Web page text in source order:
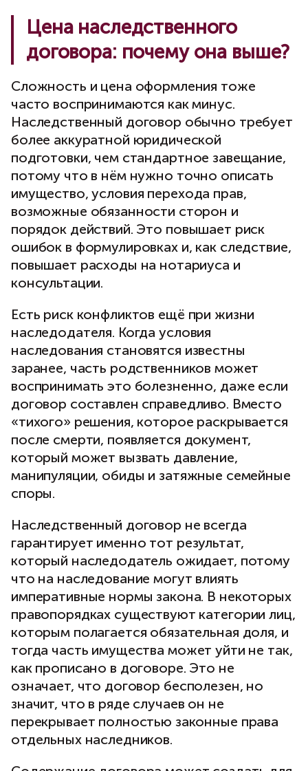
Цена наследственного
договора: почему она выше?
Сложность и цена оформления тоже
часто воспринимаются как минус.
Наследственный договор обычно требует
более аккуратной юридической
подготовки, чем стандартное завещание,
потому что в нём нужно точно описать
имущество, условия перехода прав,
возможные обязанности сторон и
порядок действий. Это повышает риск
ошибок в формулировках и, как следствие,
повышает расходы на нотариуса и
консультации.
Есть риск конфликтов ещё при жизни
наследодателя. Когда условия
наследования становятся известны
заранее, часть родственников может
воспринимать это болезненно, даже если
договор составлен справедливо. Вместо
«тихого» решения, которое раскрывается
после смерти, появляется документ,
который может вызвать давление,
манипуляции, обиды и затяжные семейные
споры.
Наследственный договор не всегда
гарантирует именно тот результат,
который наследодатель ожидает, потому
что на наследование могут влиять
императивные нормы закона. В некоторых
правопорядках существуют категории лиц,
которым полагается обязательная доля, и
тогда часть имущества может уйти не так,
как прописано в договоре. Это не
означает, что договор бесполезен, но
значит, что в ряде случаев он не
перекрывает полностью законные права
отдельных наследников.